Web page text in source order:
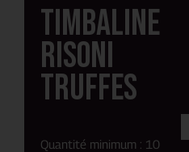
Timbaline
risoni
truffes
Quantité minimum : 10